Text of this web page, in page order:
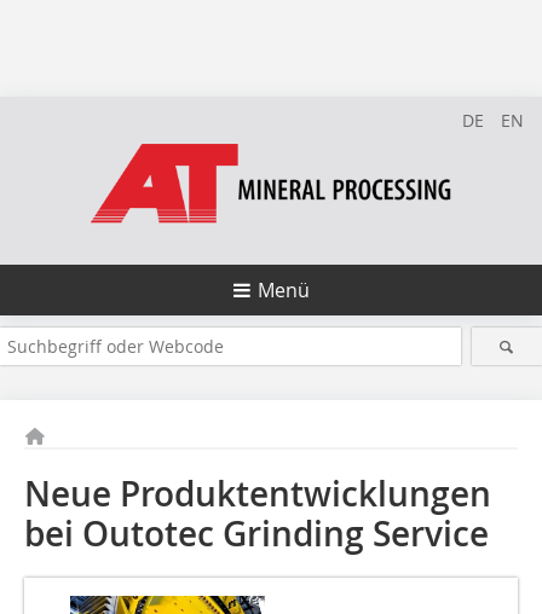
DE EN
Menü
Neue Produktentwicklungen
bei Outotec Grinding Service